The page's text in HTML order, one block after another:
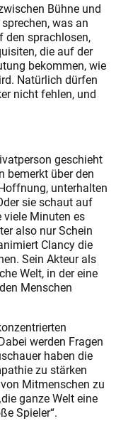
Bühne und
was an
den sprachlosen,
die auf der
bekommen, wie
Natürlich dürfen
nicht fehlen, und
geschieht
bemerkt über den
unterhalten
sie schaut auf
Minuten es
also nur Schein
Clancy die
Sein Akteur als
Welt, in der eine
Menschen
werden Fragen
haben die
zu stärken
Mitmenschen zu
ganze Welt eine
Spieler“.